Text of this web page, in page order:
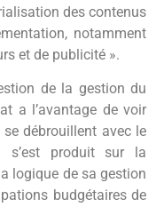
des contenus
notamment
et de publicité ».
de la gestion du
a l’avantage de voir
débrouillent avec le
s’est produit sur la
logique de sa gestion
budgétaires de